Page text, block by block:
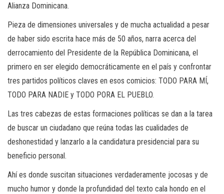
Alianza Dominicana.
Pieza de dimensiones universales y de mucha actualidad a pesar
de haber sido escrita hace más de 50 años, narra acerca del
derrocamiento del Presidente de la República Dominicana, el
primero en ser elegido democráticamente en el país y confrontar
tres partidos políticos claves en esos comicios: TODO PARA MÍ,
TODO PARA NADIE y TODO PORA EL PUEBLO.
Las tres cabezas de estas formaciones políticas se dan a la tarea
de buscar un ciudadano que reúna todas las cualidades de
deshonestidad y lanzarlo a la candidatura presidencial para su
beneficio personal.
Ahí es donde suscitan situaciones verdaderamente jocosas y de
mucho humor y donde la profundidad del texto cala hondo en el